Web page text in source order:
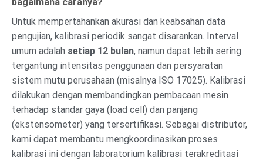
Untuk mempertahankan akurasi dan keabsahan data
pengujian, kalibrasi periodik sangat disarankan. Interval
umum adalah setiap 12 bulan, namun dapat lebih sering
tergantung intensitas penggunaan dan persyaratan
sistem mutu perusahaan (misalnya ISO 17025). Kalibrasi
dilakukan dengan membandingkan pembacaan mesin
terhadap standar gaya (load cell) dan panjang
(ekstensometer) yang tersertifikasi. Sebagai distributor,
kami dapat membantu mengkoordinasikan proses
kalibrasi ini dengan laboratorium kalibrasi terakreditasi